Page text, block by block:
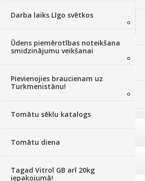
Darba laiks Līgo svētkos
Ūdens piemērotības noteikšana
smidzinājumu veikšanai
Pievienojies braucienam uz
Turkmenistānu!
Tomātu sēklu katalogs
Tomātu diena
Tagad Vitrol GB arī 20kg
iepakojumā!
Augu aizsardzība(366)
Mēslojumi(495)
Augsne, kūdra, mulča